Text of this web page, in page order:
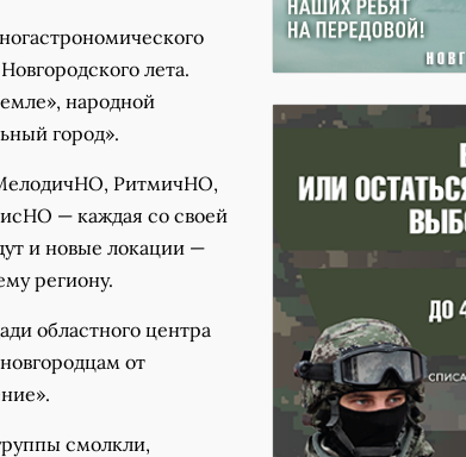
лета.
народной
город».
РитмичНО,
— каждая со своей
и новые локации —
региону.
областного центра
от
смолкли,